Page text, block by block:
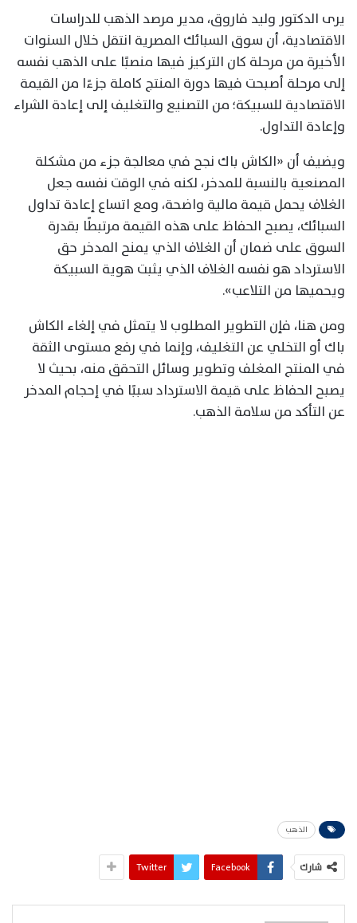
يرى الدكتور وليد فاروق، مدير مرصد الذهب للدراسات
الاقتصادية، أن سوق السبائك المصرية انتقل خلال السنوات
الأخيرة من مرحلة كان التركيز فيها منصبًا على الذهب نفسه
إلى مرحلة أصبحت فيها دورة المنتج كاملة جزءًا من القيمة
الاقتصادية للسبيكة؛ من التصنيع والتغليف إلى إعادة الشراء
وإعادة التداول.
ويضيف أن «الكاش باك نجح في معالجة جزء من مشكلة
المصنعية بالنسبة للمدخر، لكنه في الوقت نفسه جعل
الغلاف يحمل قيمة مالية واضحة، ومع اتساع إعادة تداول
السبائك، يصبح الحفاظ على هذه القيمة مرتبطًا بقدرة
السوق على ضمان أن الغلاف الذي يمنح المدخر حق
الاسترداد هو نفسه الغلاف الذي يثبت هوية السبيكة
ويحميها من التلاعب».
ومن هنا، فإن التطوير المطلوب لا يتمثل في إلغاء الكاش
باك أو التخلي عن التغليف، وإنما في رفع مستوى الثقة
في المنتج المغلف وتطوير وسائل التحقق منه، بحيث لا
يصبح الحفاظ على قيمة الاسترداد سببًا في إحجام المدخر
عن التأكد من سلامة الذهب.
الذهب
شارك Facebook
Twitter